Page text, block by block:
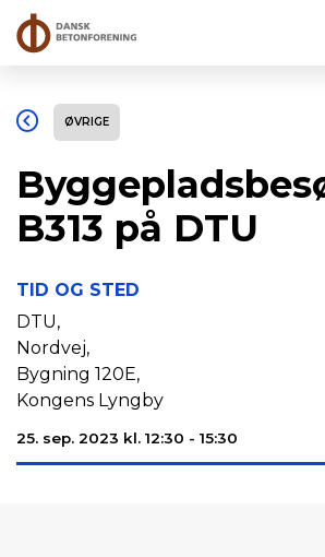
ØVRIGE
B313 på DTU
TID OG STED
DTU,
Nordvej,
Bygning 120E,
Kongens Lyngby
25. sep. 2023 kl. 12:30 - 15:30